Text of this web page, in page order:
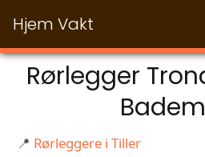
Hjem Vakt
Rørlegger
📍 Rørleggere i Tiller